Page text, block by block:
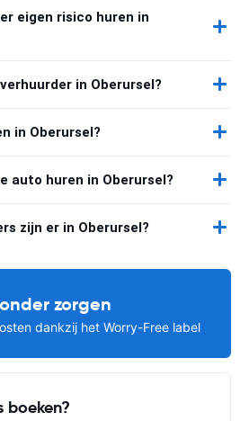
eigen risico huren in
in Oberursel?
in Oberursel?
auto huren in Oberursel?
zijn er in Oberursel?
zorgen
dankzij het Worry-Free label
boeken?